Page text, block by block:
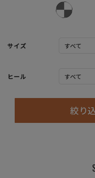
サイズ
ヒール
絞り